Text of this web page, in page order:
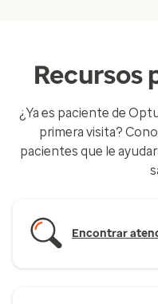
Recursos
¿Ya es paciente de
primera visita?
pacientes que le
Encontrar